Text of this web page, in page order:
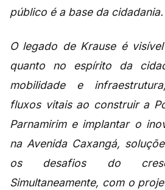
público é a base da cidadania.
O legado de Krause é
quanto no espírito da
mobilidade e
fluxos vitais ao construir a
Parnamirim e implantar o
na Avenida Caxangá,
os desafios do
Simultaneamente, com o